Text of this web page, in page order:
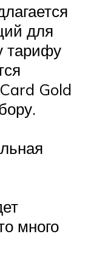
для
тарифу
Gold
много